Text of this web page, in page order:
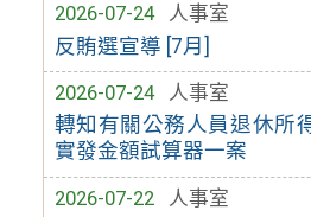
2026-07-24
人事室
反賄選宣導 [7月]
2026-07-24
人事室
轉知有關公務人員退休所
實發金額試算器一案
2026-07-22
人事室